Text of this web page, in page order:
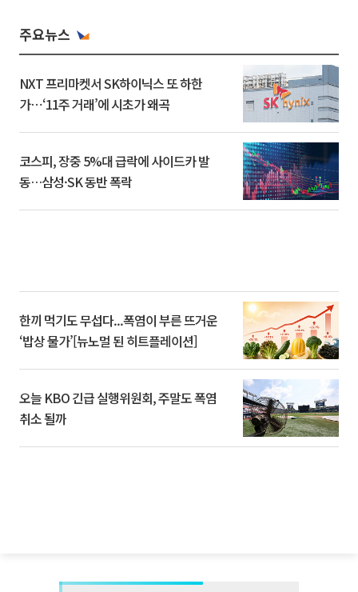
주요뉴스
NXT 프리마켓서 SK하이닉스 또 하한
가⋯‘11주 거래’에 시초가 왜곡
코스피, 장중 5%대 급락에 사이드카 발
동…삼성·SK 동반 폭락
한끼 먹기도 무섭다...폭염이 부른 뜨거운
‘밥상 물가’[뉴노멀 된 히트플레이션]
오늘 KBO 긴급 실행위원회, 주말도 폭염
취소 될까